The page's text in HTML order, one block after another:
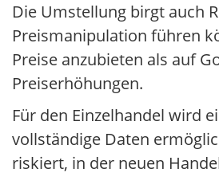
Die Umstellung birgt auch
Preismanipulation führen
Preise anzubieten als auf
Preiserhöhungen.
Für den Einzelhandel wird
vollständige Daten
riskiert, in der neuen